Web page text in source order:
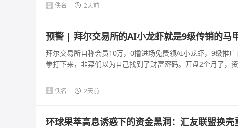
佚名 2天前
预警 | 拜尔交易所的AI小龙虾就是9级传销的马
拜尔交易所自称会员10万，0撸进场免费领AI小龙虾，9级推
拳打下来，韭菜们以为自己找到了财富密码。开盘2个月了，
佚名 2天前
环球果萃高息诱惑下的资金黑洞：汇友联盟换